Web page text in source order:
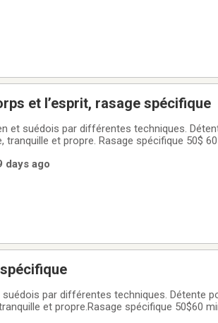
et l’esprit, rasage spécifique
et suédois par différentes techniques.
tranquille et propre. Rasage spécifique 50$
days ago
par différentes techniques. Détente
et propre.Rasage spécifique 50$60